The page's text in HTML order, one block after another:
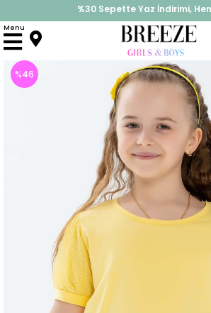
%30 Sepette Yaz İndirimi,
İndirimlere ek %10 İndirimi Kap,
Menu
Anasayfa Üst Giyim Tişört
%46